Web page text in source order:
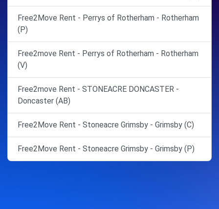
Free2Move Rent - Perrys of Rotherham - Rotherham
(P)
Free2move Rent - Perrys of Rotherham - Rotherham
(V)
Free2move Rent - STONEACRE DONCASTER -
Doncaster (AB)
Free2Move Rent - Stoneacre Grimsby - Grimsby (C)
Free2Move Rent - Stoneacre Grimsby - Grimsby (P)